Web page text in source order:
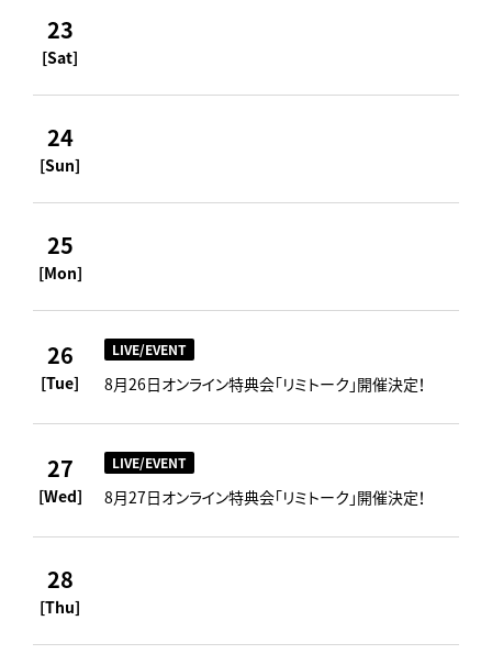
23
[Sat]
24
[Sun]
25
[Mon]
26
[Tue]
LIVE/EVENT
8月26日オンライン特典会「リミトーク」開催決定！
27
[Wed]
LIVE/EVENT
8月27日オンライン特典会「リミトーク」開催決定！
28
[Thu]